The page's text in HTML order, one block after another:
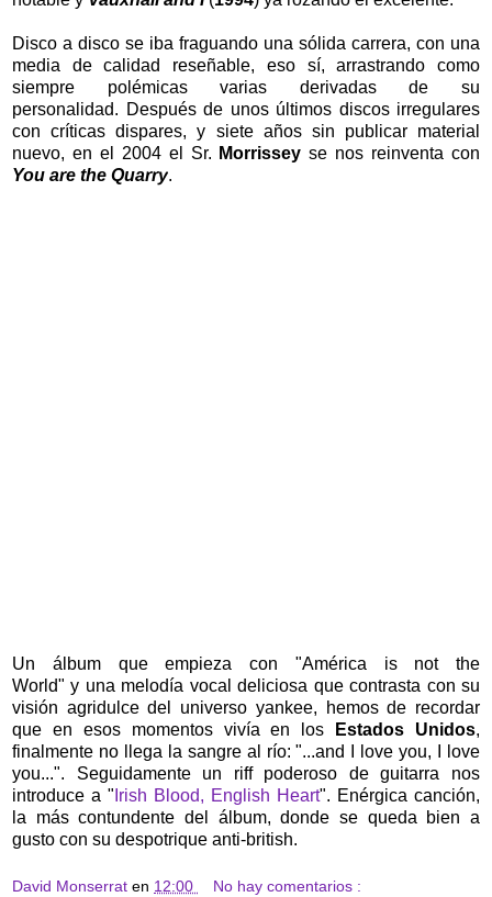
Disco a disco se iba fraguando una sólida carrera, con una
media de calidad reseñable, eso sí, arrastrando como
siempre polémicas varias derivadas de su
personalidad. Después de unos últimos discos irregulares
con críticas dispares, y siete años sin publicar material
nuevo, en el 2004el Sr. Morrissey se nos reinventa con
You are the Quarry.
Un álbum que empieza con "América is not the
World" y una melodía vocal deliciosa que contrasta con su
visión agridulce del universo yankee, hemos de recordar
que en esos momentos vivía en los Estados Unidos,
finalmente no llega la sangre al río: "...and I love you, I love
you...". Seguidamente un riff poderoso de guitarra nos
introduce a " Irish Blood, English Heart". Enérgica canción,
la más contundente del álbum, donde se queda bien a
gusto con su despotrique anti-british.
David Monserrat en 12:00 No hay comentarios :